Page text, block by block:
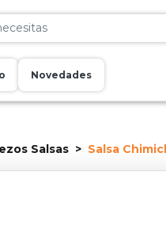
Novedades
Salsas Salsa